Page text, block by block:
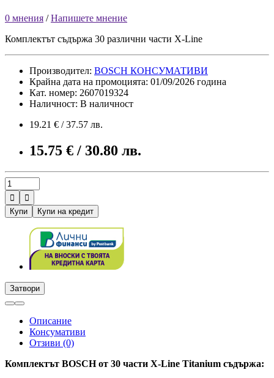
0 мнения /Напишете мнение
Комплектът съдържа 30 различни части X-Line
Производител: BOSCH КОНСУМАТИВИ
Крайна дата на промоцията: 01/09/2026 година
Кат. номер: 2607019324
Наличност: В наличност
19.21 € / 37.57 лв.
15.75 € / 30.80 лв.


Купи
Купи на кредит
Затвори
Описание
Консумативи
Отзиви (0)
Комплектът BOSCH от 30 части X-Line Titanium съдържа: